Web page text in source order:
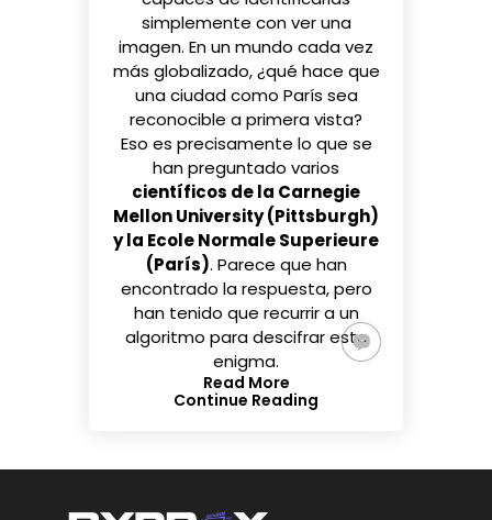
simplemente con ver una
imagen. En un mundo cada vez
más globalizado, ¿qué hace que
una ciudad como París sea
reconocible a primera vista?
Eso es precisamente lo que se
han preguntado varios
científicos de la Carnegie
Mellon University (Pittsburgh)
y la Ecole Normale Superieure
(París). Parece que han
encontrado la respuesta, pero
han tenido que recurrir a un
algoritmo para descifrar este
enigma.
Read More
Continue Reading